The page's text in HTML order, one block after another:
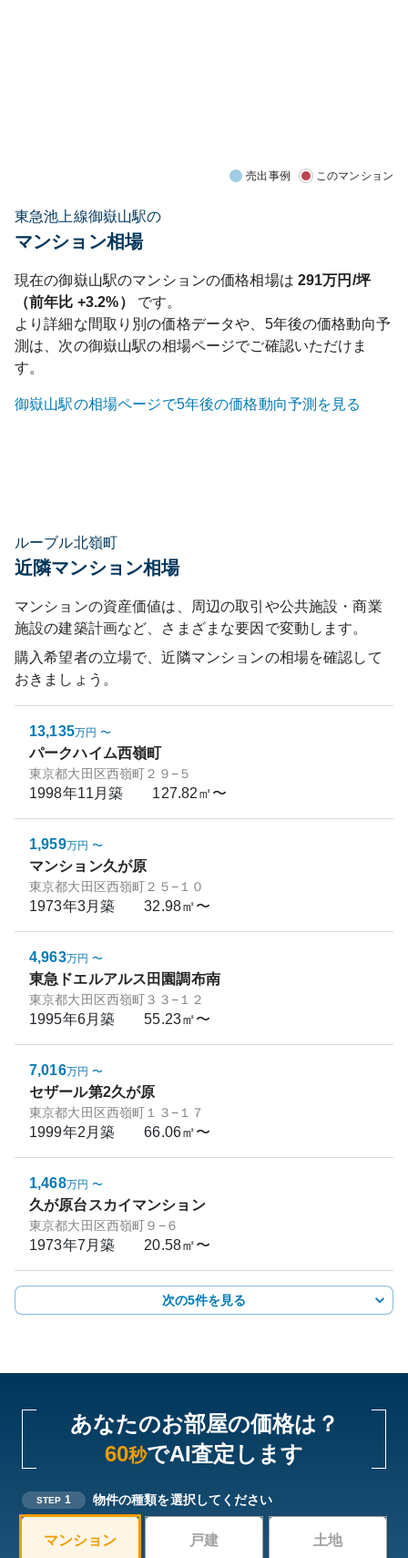
売出事例 このマンション
東急池上線御嶽山駅の
マンション相場
現在の御嶽山駅のマンションの価格相場は 291万円/坪
（前年比 +3.2%）
です。
より詳細な間取り別の価格データや、5年後の価格動向予
測は、次の御嶽山駅の相場ページでご確認いただけま
す。
御嶽山駅の相場ページで5年後の価格動向予測を見る
ルーブル北嶺町
近隣マンション相場
マンションの資産価値は、周辺の取引や公共施設・商業
施設の建築計画など、さまざまな要因で変動します。
購入希望者の立場で、近隣マンションの相場を確認して
おきましょう。
13,135万円 〜
パークハイム西嶺町
東京都大田区西嶺町２９−５
1998年11月築 127.82㎡〜
1,959万円 〜
マンション久が原
東京都大田区西嶺町２５−１０
1973年3月築 32.98㎡〜
4,963万円 〜
東急ドエルアルス田園調布南
東京都大田区西嶺町３３−１２
1995年6月築 55.23㎡〜
7,016万円 〜
セザール第2久が原
東京都大田区西嶺町１３−１７
1999年2月築 66.06㎡〜
1,468万円 〜
久が原台スカイマンション
東京都大田区西嶺町９−６
1973年7月築 20.58㎡〜
次の5件を見る
あなたのお部屋の価格は？
60秒でAI査定します
STEP 1 物件の種類を選択してください
マンション 戸建 土地